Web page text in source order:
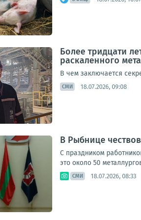
Более тридцати
раскаленного
В чем заключается
СМИ 18.07.2026, 09:08
В Рыбнице
С праздником
это около 50
СМИ 18.07.2026, 08:33